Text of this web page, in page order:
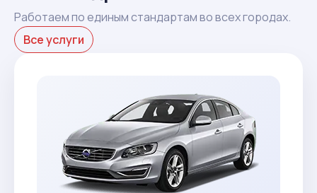
Работаем по единым стандартам во всех городах.
Все услуги